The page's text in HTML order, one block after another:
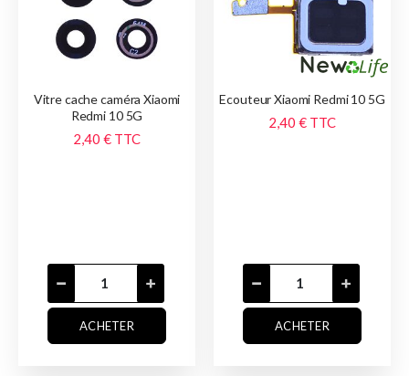
Vitre cache caméra Xiaomi
Redmi 10 5G
2,40 € TTC
ACHETER
Ecouteur Xiaomi Redmi 10 5G
2,40 € TTC
ACHETER